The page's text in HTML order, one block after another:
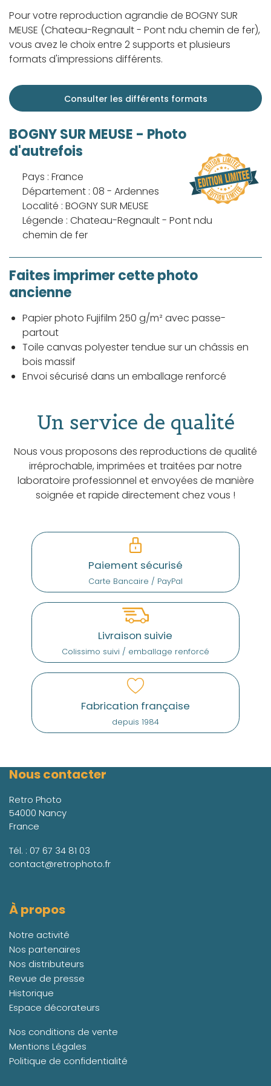
Pour votre reproduction agrandie de BOGNY SUR
MEUSE (Chateau-Regnault - Pont ndu chemin de fer),
vous avez le choix entre 2 supports et plusieurs
formats d'impressions différents.
Consulter les différents formats
BOGNY SUR MEUSE - Photo
d'autrefois
Pays : France
Département : 08 - Ardennes
Localité : BOGNY SUR MEUSE
Légende : Chateau-Regnault - Pont ndu
chemin de fer
Faites imprimer cette photo
ancienne
Papier photo Fujifilm 250 g/m² avec passe-
partout
Toile canvas polyester tendue sur un châssis en
bois massif
Envoi sécurisé dans un emballage renforcé
Un service de qualité
Nous vous proposons des reproductions de qualité
irréprochable, imprimées et traitées par notre
laboratoire professionnel et envoyées de manière
soignée et rapide directement chez vous !
Paiement sécurisé
Carte Bancaire / PayPal
Livraison suivie
Colissimo suivi / emballage renforcé
Fabrication française
depuis 1984
Nous contacter
Retro Photo
54000 Nancy
France
Tél. : 07 67 34 81 03
contact@retrophoto.fr
À propos
Notre activité
Nos partenaires
Nos distributeurs
Revue de presse
Historique
Espace décorateurs
Nos conditions de vente
Mentions Légales
Politique de confidentialité